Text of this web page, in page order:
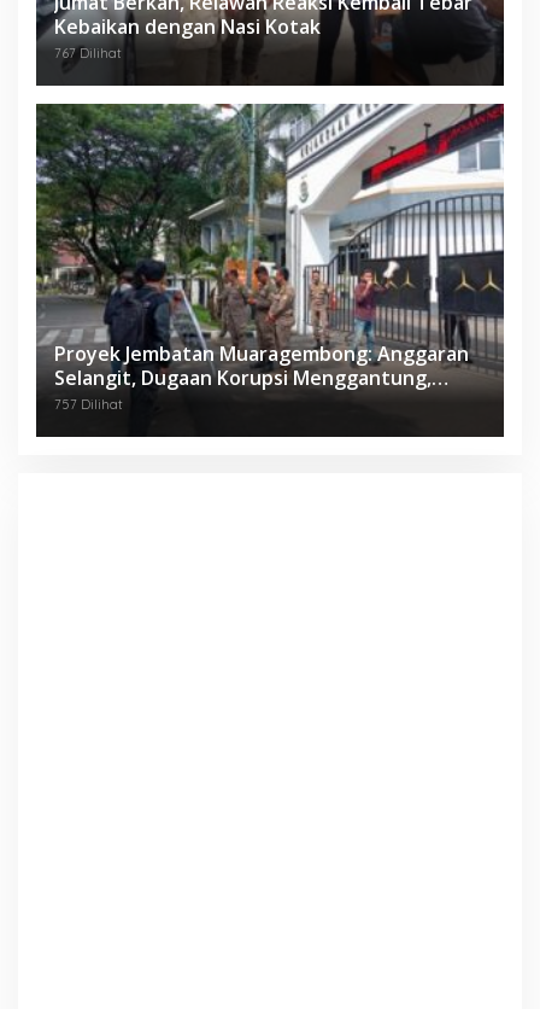
Kebaikan dengan Nasi Kotak
767 Dilihat
Proyek Jembatan Muaragembong: Anggaran
Selangit, Dugaan Korupsi Menggantung,
Mahasiswa Geruduk Kejari Bekasi!
757 Dilihat